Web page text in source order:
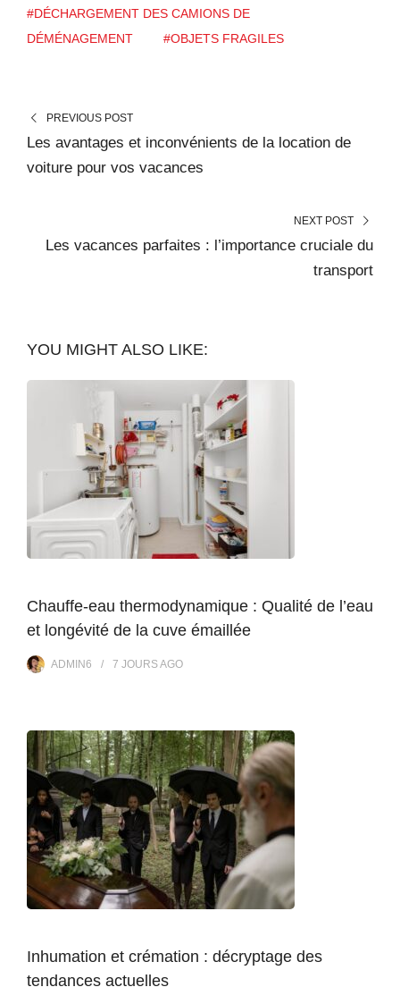
#DÉCHARGEMENT DES CAMIONS DE
DÉMÉNAGEMENT
#OBJETS FRAGILES
PREVIOUS POST
Les avantages et inconvénients de la location de
voiture pour vos vacances
NEXT POST
Les vacances parfaites : l’importance cruciale du
transport
YOU MIGHT ALSO LIKE:
Chauffe-eau thermodynamique : Qualité de l’eau
et longévité de la cuve émaillée
ADMIN6 7 JOURSAGO
Inhumation et crémation : décryptage des
tendances actuelles